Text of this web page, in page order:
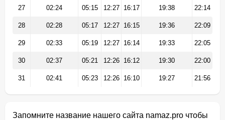
27 02:24 05:15 12:27 16:17 19:38 22:14
28 02:28 05:17 12:27 16:15 19:36 22:09
29 02:33 05:19 12:27 16:14 19:33 22:05
30 02:37 05:21 12:26 16:12 19:30 22:00
31 02:41 05:23 12:26 16:10 19:27 21:56
Запомните название нашего сайта namaz.pro чтобы